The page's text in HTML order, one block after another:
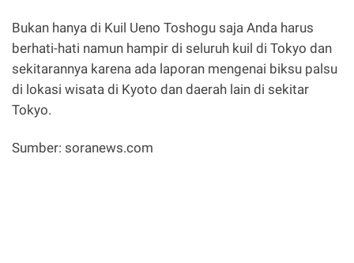
Bukan hanya di Kuil Ueno Toshogu saja Anda harus
berhati-hati namun hampir di seluruh kuil di Tokyo dan
sekitarannya karena ada laporan mengenai biksu palsu
di lokasi wisata di Kyoto dan daerah lain di sekitar
Tokyo.
Sumber: soranews.com